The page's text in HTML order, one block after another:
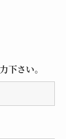
下さい。